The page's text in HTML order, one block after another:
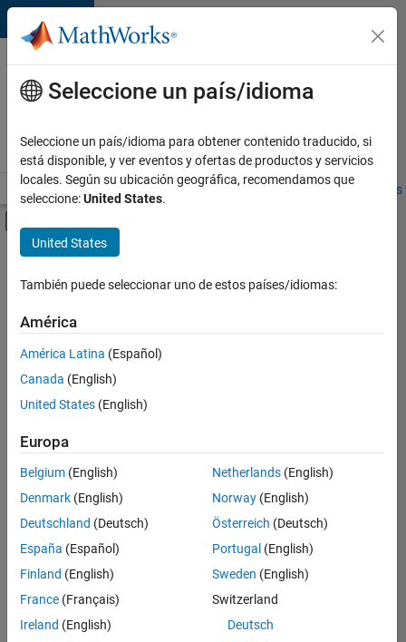
Saltar al contenido
Ofertas
de
empleo
MathWorks
Visión general Búsqueda de empleo Oficinas locales
Contenido principal
FILTRADO POR
Education Marketing
Actualmente
no
puestos
disponibles
que
se
correspondan
con
sus
criterios
de
búsqueda.
Pruebe
Seleccione un país/idioma
Seleccione un país/idioma para obtener contenido traducido, si
está disponible, y ver eventos y ofertas de productos y servicios
locales. Según su ubicación geográfica, recomendamos que
seleccione:United States.
United States
También puede seleccionar uno de estos países/idiomas:
América
América Latina (Español)
Canada (English)
United States (English)
Europa
Belgium (English)
Denmark (English)
Deutschland (Deutsch)
España (Español)
Finland (English)
France (Français)
Ireland (English)
Netherlands(English)
Norway(English)
Österreich (Deutsch)
Portugal (English)
Sweden (English)
Switzerland
Deutsch